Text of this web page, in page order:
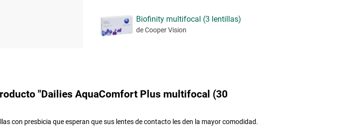
Biofinity multifocal (3 lentillas)
de Cooper Vision
"Dailies AquaComfort Plus multifocal (30
con presbicia que esperan que sus lentes de contacto les den la mayor comodidad.